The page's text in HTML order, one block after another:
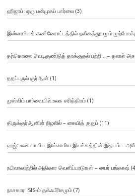
ஹிஜாப்: ஒரு பன்முகப் பார்வை(3)
இஸ்லாமியக் கண்ணோட்டத்தில் நவீனத்துவமும்
தற்கொலை வெடிகுண்டுத் தாக்குதல் பற்றி… – தலால்
ததப்புருல் குர்ஆன் (1)
முஸ்லிம் பார்வையில் உலக சரித்திரம்(1)
திருக்குர்ஆனின் நிழலில் – சையித் குதுப் (11)
ஹஜ்: உலகளாவிய இஸ்லாமிய இயக்கத்தின் இதயம் –
நபிவரலாற்றில் அதிகார வெளிப்பாடுகள் – ஸபர் பங்காஷ்
நாசகார ISIS-ம் தக்ஃபீரிசமும்(7)